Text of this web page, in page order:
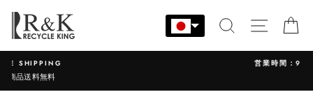
ン
検索 サイト